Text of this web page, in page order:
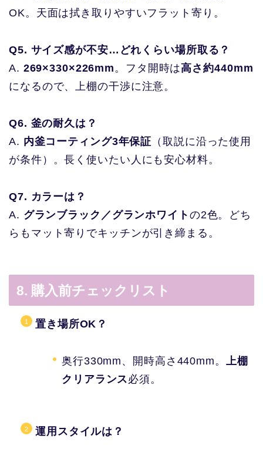
OK。天面は拭き取りやすいフラット寄り。
Q5. サイズ感が不安…どれくらい場所取る？
A. 269×330×226mm。フタ開時は高さ約440mm
になるので、上棚の干渉に注意。
Q6. 釜の耐久は？
A. 内釜コーティング3年保証 （取説に沿った使用
が条件）。長く使いたい人にも安心材料。
Q7. カラーは？
A. グランブラック／グランホワイト の2色。どち
らもマット寄りでキッチンが引き締まる。
8. 購入前チェックリスト
置き場所OK？
奥行330mm、開時高さ440mm。
上棚
クリアランス必須。
運用スタイルは？